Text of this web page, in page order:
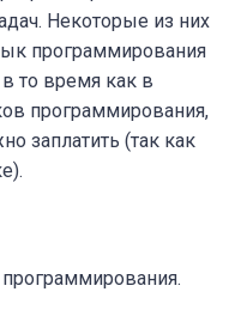
Некоторые из них
программирования
то время как в
программирования,
заплатить (так как